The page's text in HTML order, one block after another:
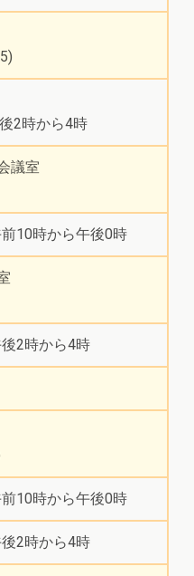
2時から4時
議室
10時から午後0時
2時から4時
10時から午後0時
2時から4時